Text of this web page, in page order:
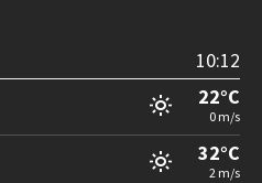
10:12
22°C
0 m/s
32°C
2 m/s